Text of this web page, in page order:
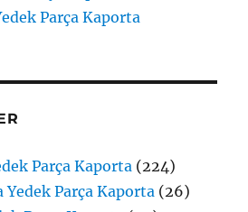
Parça Kaporta
Parça Kaporta (224)
Yedek Parça Kaporta (26)